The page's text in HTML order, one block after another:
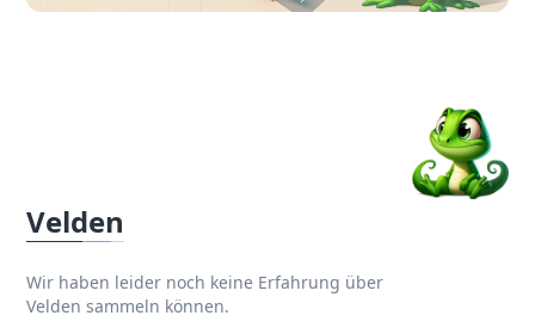
Velden
Wir haben leider noch keine Erfahrung über
Velden sammeln können.